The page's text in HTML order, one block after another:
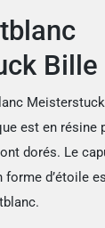
Bille
est en résine
dorés. Le
forme d’étoile